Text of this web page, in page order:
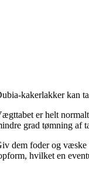
kakerlakker kan
er helt
grad tømning af
dem foder og væske
hvilket en